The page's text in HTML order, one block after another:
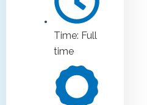
Time: Full
time